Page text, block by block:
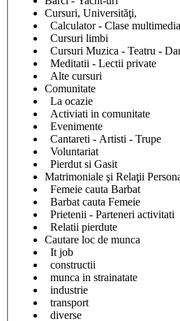
Cursuri, Universităţi,
Calculator - Clase multimedia
Cursuri limbi
Cursuri Muzica - Teatru -
Meditatii - Lectii private
Alte cursuri
Comunitate
La ocazie
Activiati in comunitate
Evenimente
Cantareti - Artisti - Trupe
Voluntariat
Pierdut si Gasit
Matrimoniale şi Relaţii
Femeie cauta Barbat
Barbat cauta Femeie
Prietenii - Parteneri activitati
Relatii pierdute
Cautare loc de munca
It job
constructii
munca in strainatate
industrie
transport
diverse